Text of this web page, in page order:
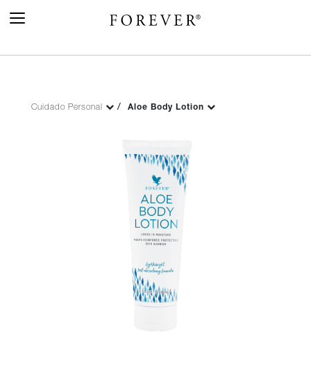
Toggle
Cuidado Personal Aloe Body Lotion